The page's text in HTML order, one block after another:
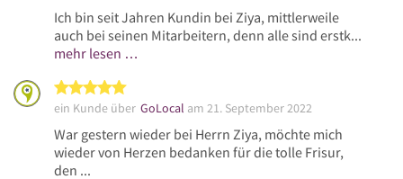
Ich bin seit Jahren Kundin bei Ziya, mittlerweile
auch bei seinen Mitarbeitern, denn alle sind erstk...
mehr lesen …
ein Kunde über GoLocal am 21. September 2022
War gestern wieder bei Herrn Ziya, möchte mich
wieder von Herzen bedanken für die tolle Frisur,
den ...